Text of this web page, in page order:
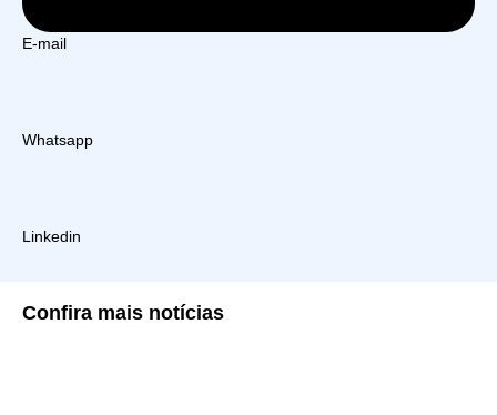
E-mail
Whatsapp
Linkedin
Confira mais notícias